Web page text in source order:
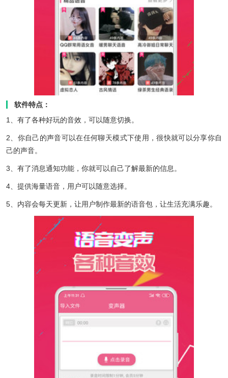
软件特点：
1、有了各种好玩的音效，可以随意切换。
2、你自己的声音可以在任何聊天模式下使用，很快就可以分享你自
己的声音。
3、有了消息通知功能，你就可以自己了解最新的信息。
4、提供海量语音，用户可以随意选择。
5、内容会每天更新，让用户制作最新的语音包，让生活充满乐趣。